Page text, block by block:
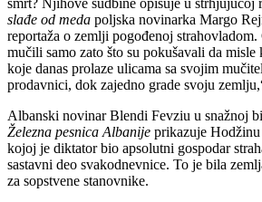
slađe od meda poljska novinarka Margo
reportaža o zemlji pogođenoj
mučili samo zato što su pokušavali da misle
koje danas prolaze ulicama sa svojim
prodavnici, dok zajedno grade svoju
Albanski novinar Blendi Fevziu u snažnoj
Železna pesnica Albanije prikazuje
kojoj je diktator bio apsolutni gospodar
sastavni deo svakodnevnice. To je bila
za sopstvene stanovnike.